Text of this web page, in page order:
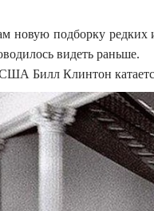
новую подборку редких
видеть раньше.
Билл Клинтон